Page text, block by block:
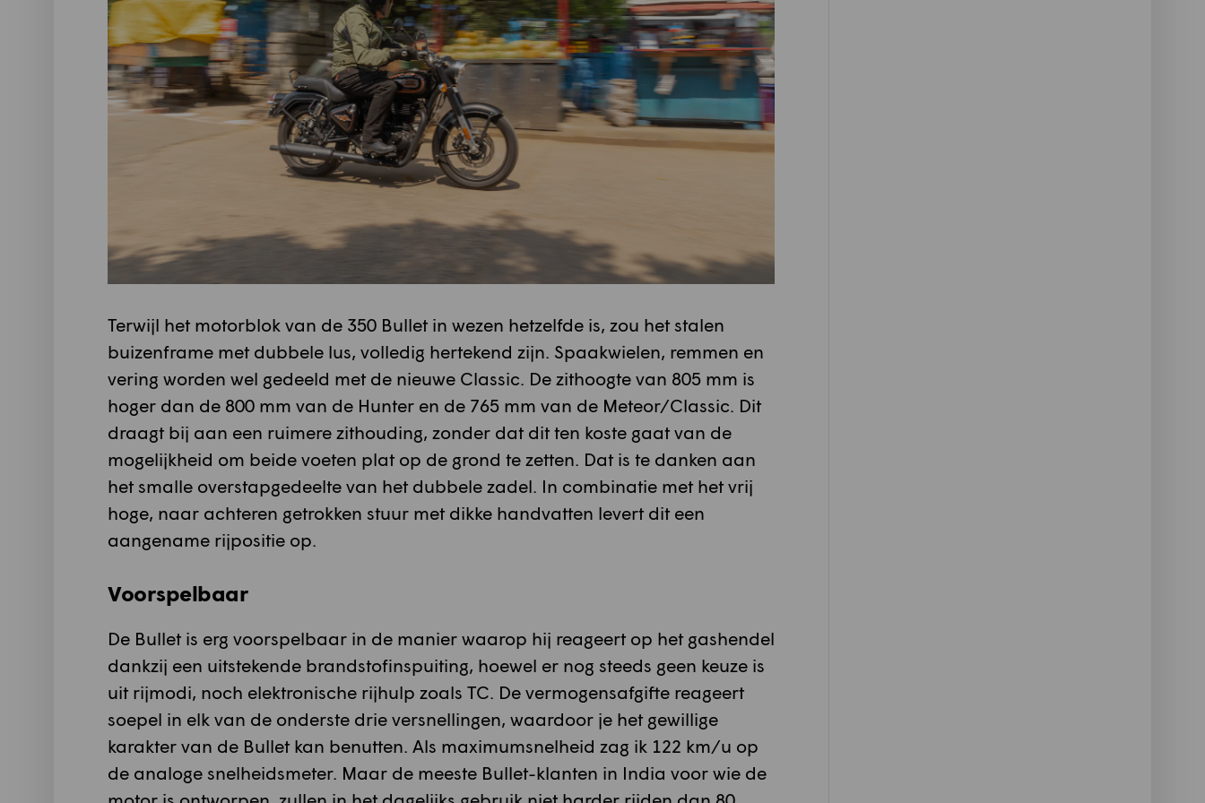
Terwijl het motorblok van de 350 Bullet in wezen hetzelfde is, zou het stalen
buizenframe met dubbele lus, volledig hertekend zijn. Spaakwielen, remmen en
vering worden wel gedeeld met de nieuwe Classic. De zithoogte van 805 mm is
hoger dan de 800 mm van de Hunter en de 765 mm van de Meteor/Classic. Dit
draagt bij aan een ruimere zithouding, zonder dat dit ten koste gaat van de
mogelijkheid om beide voeten plat op de grond te zetten. Dat is te danken aan
het smalle overstapgedeelte van het dubbele zadel. In combinatie met het vrij
hoge, naar achteren getrokken stuur met dikke handvatten levert dit een
aangename rijpositie op.
Voorspelbaar
De Bullet is erg voorspelbaar in de manier waarop hij reageert op het gashendel
dankzij een uitstekende brandstofinspuiting, hoewel er nog steeds geen keuze is
uit rijmodi, noch elektronische rijhulp zoals TC. De vermogensafgifte reageert
soepel in elk van de onderste drie versnellingen, waardoor je het gewillige
karakter van de Bullet kan benutten. Als maximumsnelheid zag ik 122 km/u op
de analoge snelheidsmeter. Maar de meeste Bullet-klanten in India voor wie de